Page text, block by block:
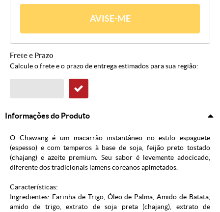
AVISE-ME
Frete e Prazo
Calcule o frete e o prazo de entrega estimados para sua região:
Informações do Produto
O Chawang é um macarrão instantâneo no estilo espaguete
(espesso) e com temperos à base de soja, feijão preto tostado
(chajang) e azeite premium. Seu sabor é levemente adocicado,
diferente dos tradicionais lamens coreanos apimetados.
Características:
Ingredientes: Farinha de Trigo, Óleo de Palma, Amido de Batata,
amido de trigo, extrato de soja preta (chajang), extrato de